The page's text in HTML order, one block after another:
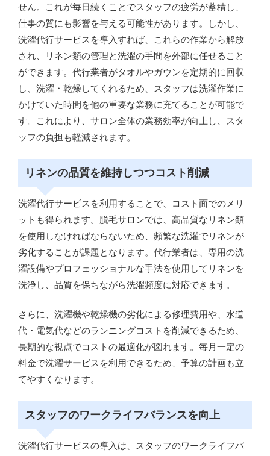
せん。これが毎日続くことでスタッフの疲労が蓄積し、
仕事の質にも影響を与える可能性があります。しかし、
洗濯代行サービスを導入すれば、これらの作業から解放
され、リネン類の管理と洗濯の手間を外部に任せること
ができます。代行業者がタオルやガウンを定期的に回収
し、洗濯・乾燥してくれるため、スタッフは洗濯作業に
かけていた時間を他の重要な業務に充てることが可能で
す。これにより、サロン全体の業務効率が向上し、スタ
ッフの負担も軽減されます。
リネンの品質を維持しつつコスト削減
洗濯代行サービスを利用することで、コスト面でのメリ
ットも得られます。脱毛サロンでは、高品質なリネン類
を使用しなければならないため、頻繁な洗濯でリネンが
劣化することが課題となります。代行業者は、専用の洗
濯設備やプロフェッショナルな手法を使用してリネンを
洗浄し、品質を保ちながら洗濯頻度に対応できます。
さらに、洗濯機や乾燥機の劣化による修理費用や、水道
代・電気代などのランニングコストを削減できるため、
長期的な視点でコストの最適化が図れます。毎月一定の
料金で洗濯サービスを利用できるため、予算の計画も立
てやすくなります。
スタッフのワークライフバランスを向上
洗濯代行サービスの導入は、スタッフのワークライフバ